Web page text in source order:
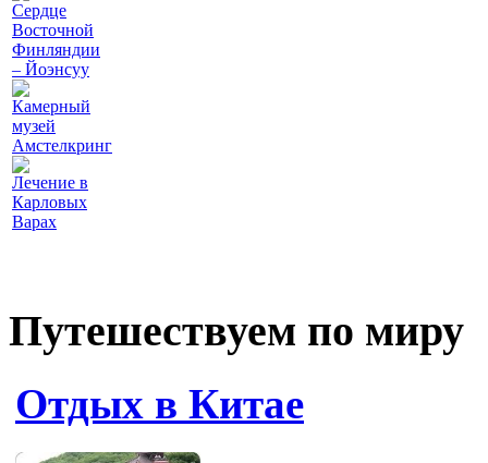
Сердце
Восточной
Финляндии
– Йоэнсуу
Камерный
музей
Амстелкринг
Лечение в
Карловых
Варах
Путешествуем по миру
Отдых в Китае